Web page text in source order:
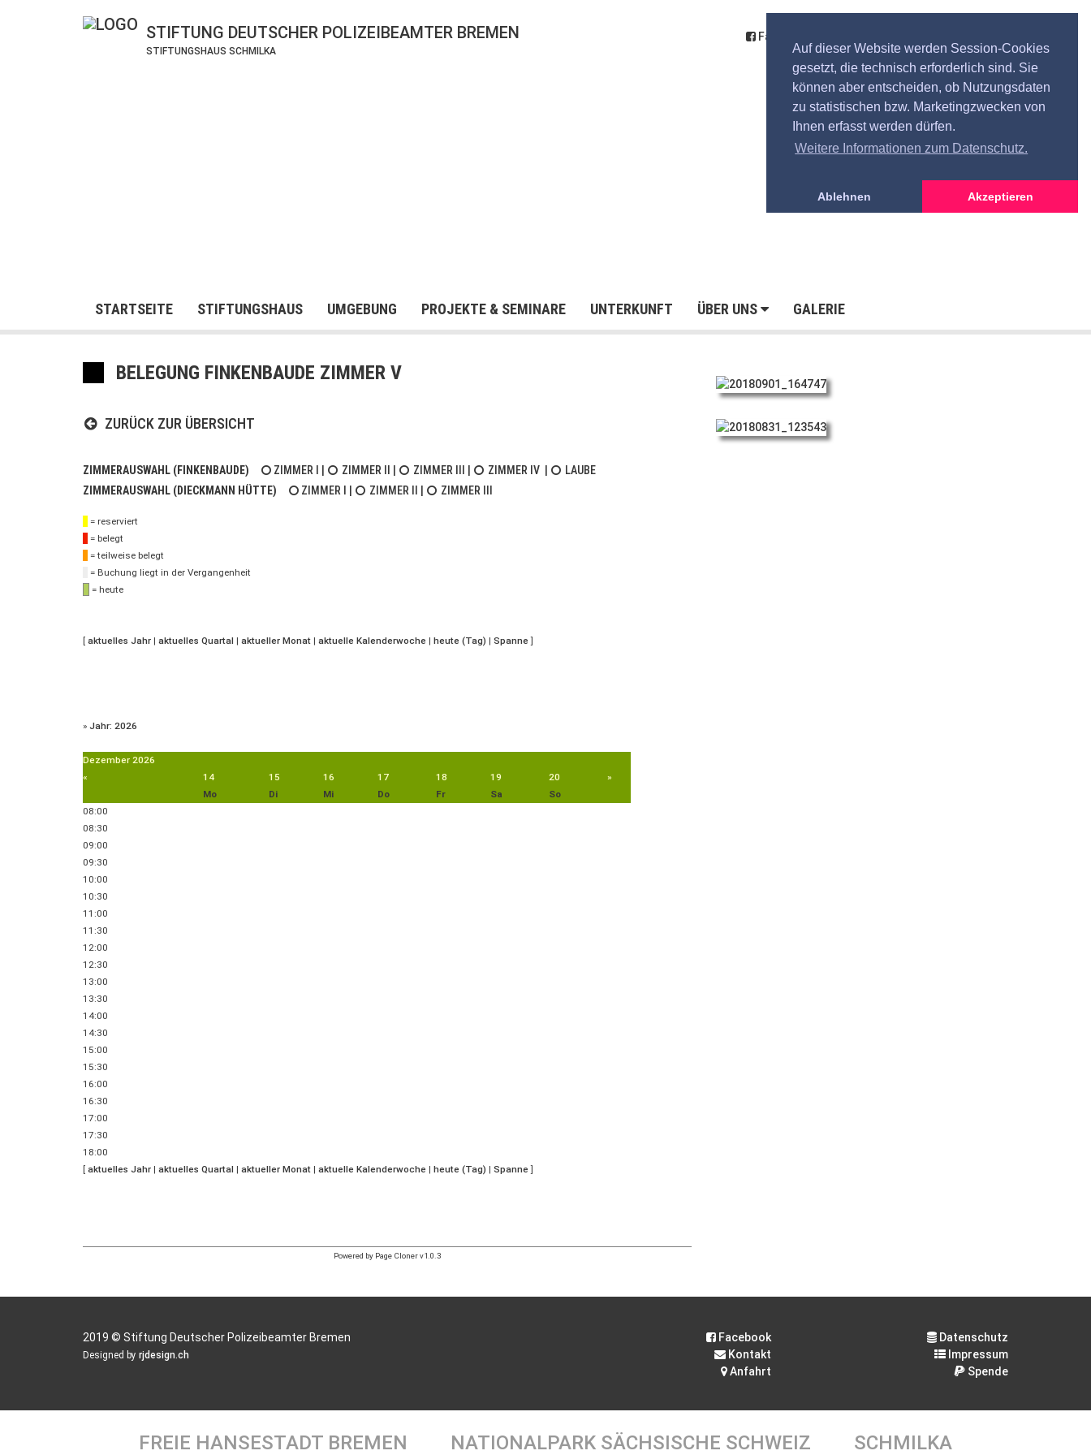
Auf dieser Website werden Session-Cookies
gesetzt, die technisch erforderlich sind. Sie
können aber entscheiden, ob Nutzungsdaten
zu statistischen bzw. Marketingzwecken von
Ihnen erfasst werden dürfen.
Weitere Informationen zum Datenschutz.
Ablehnen Akzeptieren
STIFTUNG DEUTSCHER POLIZEIBEAMTER BREMEN
STIFTUNGSHAUS SCHMILKA
Facebook
STARTSEITE STIFTUNGSHAUS UMGEBUNG PROJEKTE & SEMINARE UNTERKUNFT ÜBER UNS GALERIE
BELEGUNG FINKENBAUDE ZIMMER V
ZURÜCK ZUR ÜBERSICHT
ZIMMERAUSWAHL (FINKENBAUDE) ZIMMER I ZIMMER II ZIMMER III ZIMMER IV
LAUBE
ZIMMERAUSWAHL (DIECKMANN HÜTTE)
ZIMMER I ZIMMER II ZIMMER III
= reserviert
= belegt
= teilweise belegt
= Buchung liegt in der Vergangenheit
= heute
[ aktuelles Jahr | aktuelles Quartal | aktueller Monat | aktuelle Kalenderwoche | heute (Tag) | Spanne ]
» Jahr: 2026
Dezember 2026
«
14 15 16 17 18 19 20
»
Mo
Di Mi Do Fr Sa
So
08:00
08:30
09:00
09:30
10:00
10:30
11:00
11:30
12:00
12:30
13:00
13:30
14:00
14:30
15:00
15:30
16:00
16:30
17:00
17:30
18:00
[ aktuelles Jahr | aktuelles Quartal | aktueller Monat | aktuelle Kalenderwoche | heute (Tag) | Spanne ]
Powered by Page Cloner v1.0.3
2019 © Stiftung Deutscher Polizeibeamter Bremen
Designed by rjdesign.ch
Facebook
Kontakt
Anfahrt
Datenschutz
Impressum
Spende
FREIE HANSESTADT BREMEN NATIONALPARK SÄCHSISCHE SCHWEIZ SCHMILKA